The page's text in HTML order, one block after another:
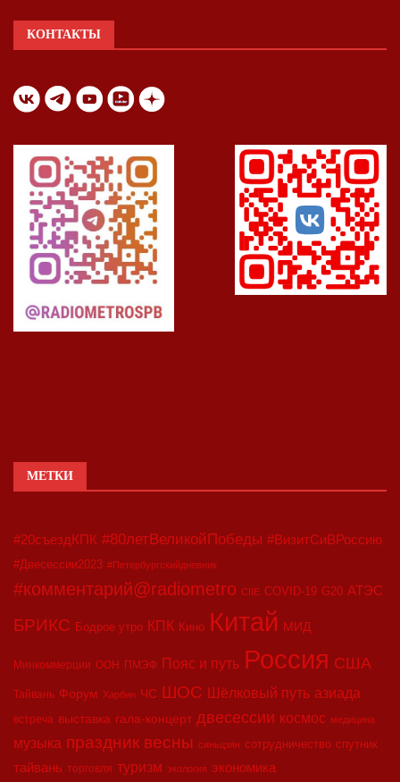
КОНТАКТЫ
МЕТКИ
#20съездКПК #80летВеликойПобеды #ВизитСиВРоссию
#Двесессии2023 #Петербургскийдневник
#комментарий@radiometro CIIE COVID-19 G20 АТЭС
БРИКС Бодрое утро КПК Кино Китай МИД
Минкоммерции ООН ПМЭФ Пояс и путь Россия США
Тайвань Форум Харбин ЧС ШОС Шёлковый путь азиада
встреча выставка гала-концерт двесессии космос медицина
музыка праздник весны синьцзян сотрудничество спутник
тайвань торговля туризм экология экономика